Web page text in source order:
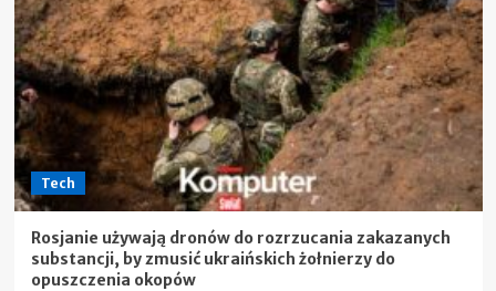
Tech
Rosjanie używają dronów do rozrzucania zakazanych
substancji, by zmusić ukraińskich żołnierzy do
opuszczenia okopów